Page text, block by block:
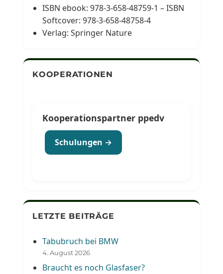
ISBN ebook: 978-3-658-48759-1 – ISBN
Softcover: 978-3-658-48758-4
Verlag: Springer Nature
KOOPERATIONEN
Kooperationspartner ppedv
Schulungen →
LETZTE BEITRÄGE
Tabubruch bei BMW
4. August 2026
Braucht es noch Glasfaser?